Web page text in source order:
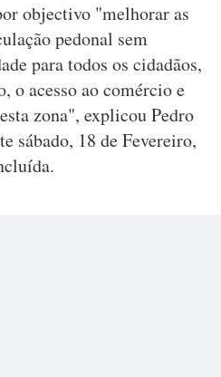
objectivo "melhorar as
pedonal sem
para todos os cidadãos,
o acesso ao comércio e
zona", explicou Pedro
sábado, 18 de Fevereiro,